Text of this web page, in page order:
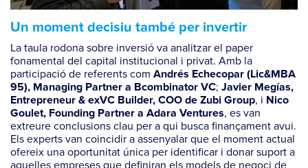
Un moment decisiu també per invertir
La taula rodona sobre inversió va analitzar el paper
fonamental del capital institucional i privat. Amb la
participació de referents com Andrés Echecopar (Lic&MBA
95), Managing Partner a Bcombinator VC; Javier Megías,
Entrepreneur & exVC Builder, COO de Zubi Group, i Nico
Goulet, Founding Partner a Adara Ventures, es van
extreure conclusions clau per a qui busca finançament avui.
Els experts van coincidir a assenyalar que el moment actual
ofereix una oportunitat única per identificar i donar suport a